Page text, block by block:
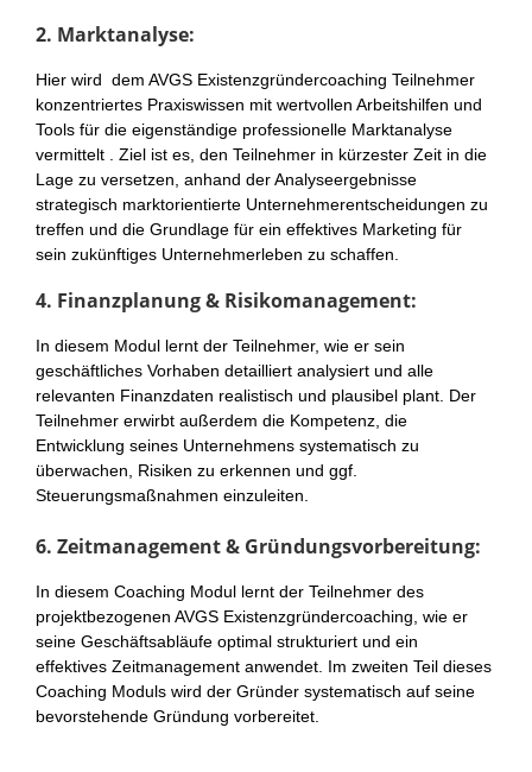
2. Marktanalyse:
Hier wird dem AVGS Existenzgründercoaching Teilnehmer
konzentriertes Praxiswissen mit wertvollen Arbeitshilfen und
Tools für die eigenständige professionelle Marktanalyse
vermittelt . Ziel ist es, den Teilnehmer in kürzester Zeit in die
Lage zu versetzen, anhand der Analyseergebnisse
strategisch marktorientierte Unternehmerentscheidungen zu
treffen und die Grundlage für ein effektives Marketing für
sein zukünftiges Unternehmerleben zu schaffen.
4. Finanzplanung & Risikomanagement:
In diesem Modul lernt der Teilnehmer, wie er sein
geschäftliches Vorhaben detailliert analysiert und alle
relevanten Finanzdaten realistisch und plausibel plant. Der
Teilnehmer erwirbt außerdem die Kompetenz, die
Entwicklung seines Unternehmens systematisch zu
überwachen, Risiken zu erkennen und ggf.
Steuerungsmaßnahmen einzuleiten.
6. Zeitmanagement & Gründungsvorbereitung:
In diesem Coaching Modul lernt der Teilnehmer des
projektbezogenen AVGS Existenzgründercoaching, wie er
seine Geschäftsabläufe optimal strukturiert und ein
effektives Zeitmanagement anwendet. Im zweiten Teil dieses
Coaching Moduls wird der Gründer systematisch auf seine
bevorstehende Gründung vorbereitet.